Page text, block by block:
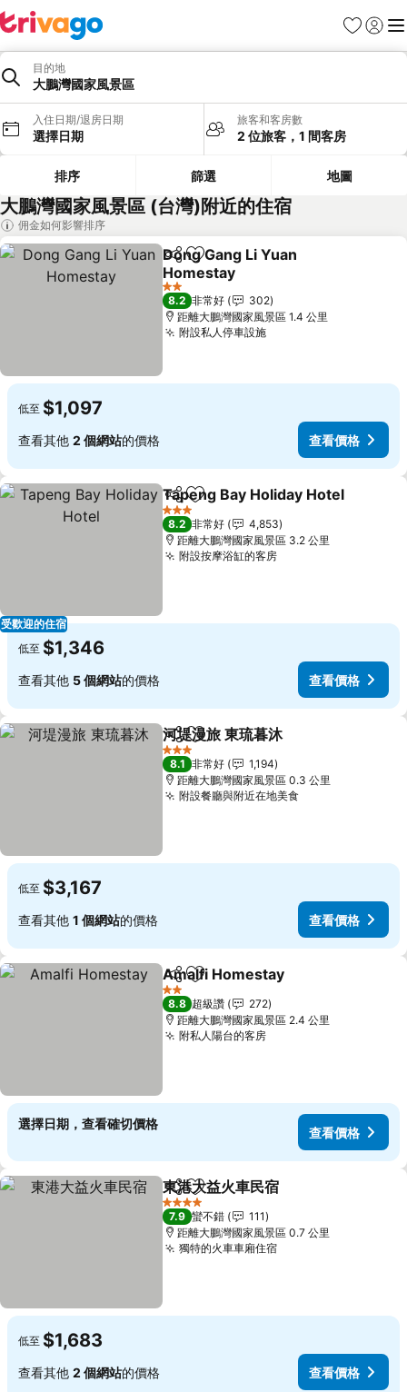
我的最愛
登入 選
目的地
大鵬灣國家風景區
入住日期/退房日期
選擇日期
旅客和客房數
2 位旅客，1 間客房
排序 篩選 地圖
大鵬灣國家風景區 (台灣)附近的住宿
佣金如何影響排序
分享 加入我的最愛
Dong Gang Li Yuan
Homestay
查看價格
2 星級
8.2 非常好
302
距離大鵬灣國家風景區 1.4 公里
附設私人停車設施查看價格
低至 $1,097
查看其他 2 個網站的價格 查看價格
受歡迎的住宿
分享 加入我的最愛
Tapeng Bay Holiday Hotel
3 星級
8.2 非常好
4,853
距離大鵬灣國家風景區 3.2 公里
附設按摩浴缸的客房查看價格
低至 $1,346
查看其他 5 個網站的價格 查看價格
分享 加入我的最愛
河堤漫旅 東琉暮沐
3 星級
8.1 非常好
1,194
距離大鵬灣國家風景區 0.3 公里
附設餐廳與附近在地美食查看價格
低至 $3,167
查看其他 1 個網站的價格 查看價格
分享 加入我的最愛
Amalfi Homestay
2 星級
8.8 超級讚
272
距離大鵬灣國家風景區 2.4 公里
附私人陽台的客房查看價格
選擇日期，查看確切價格
查看價格
分享 加入我的最愛
東港大益火車民宿
4 星級
7.9 蠻不錯
111
距離大鵬灣國家風景區 0.7 公里
獨特的火車車廂住宿查看價格
低至 $1,683
查看其他 2 個網站的價格 查看價格